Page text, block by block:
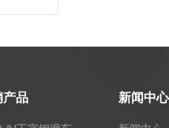
产品 新闻中心